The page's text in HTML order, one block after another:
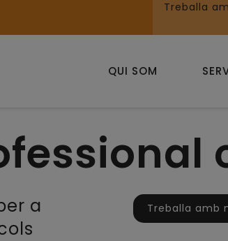
Treballa
QUI SOM
a
Treballa amb